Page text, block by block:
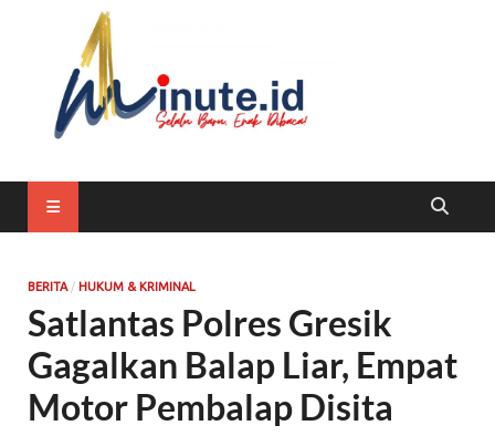
BERITA/ HUKUM & KRIMINAL
Satlantas Polres Gresik
Gagalkan Balap Liar, Empat
Motor Pembalap Disita